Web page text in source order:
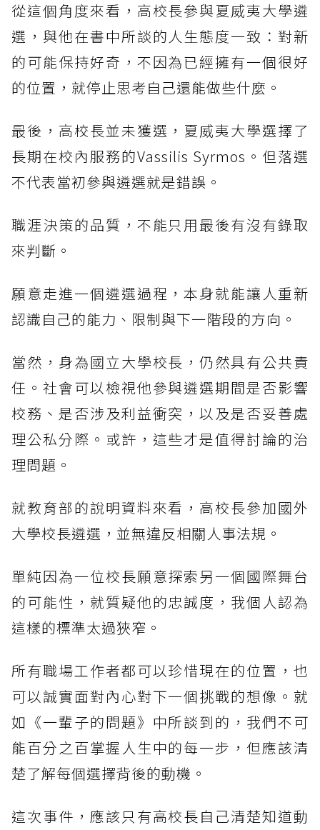
從這個角度來看，高校長參與夏威夷大學遴
選，與他在書中所談的人生態度一致：對新
的可能保持好奇，不因為已經擁有一個很好
的位置，就停止思考自己還能做些什麼。
最後，高校長並未獲選，夏威夷大學選擇了
長期在校內服務的Vassilis Syrmos。但落選
不代表當初參與遴選就是錯誤。
職涯決策的品質，不能只用最後有沒有錄取
來判斷。
願意走進一個遴選過程，本身就能讓人重新
認識自己的能力、限制與下一階段的方向。
當然，身為國立大學校長，仍然具有公共責
任。社會可以檢視他參與遴選期間是否影響
校務、是否涉及利益衝突，以及是否妥善處
理公私分際。或許，這些才是值得討論的治
理問題。
就教育部的說明資料來看，高校長參加國外
大學校長遴選，並無違反相關人事法規。
單純因為一位校長願意探索另一個國際舞台
的可能性，就質疑他的忠誠度，我個人認為
這樣的標準太過狹窄。
所有職場工作者都可以珍惜現在的位置，也
可以誠實面對內心對下一個挑戰的想像。就
如《一輩子的問題》中所談到的，我們不可
能百分之百掌握人生中的每一步，但應該清
楚了解每個選擇背後的動機。
這次事件，應該只有高校長自己清楚知道動